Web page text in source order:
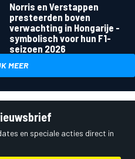
Norris en Verstappen
presteerden boven
verwachting in Hongarije -
symbolisch voor hun F1-
seizoen 2026
MEER
en speciale acties direct in